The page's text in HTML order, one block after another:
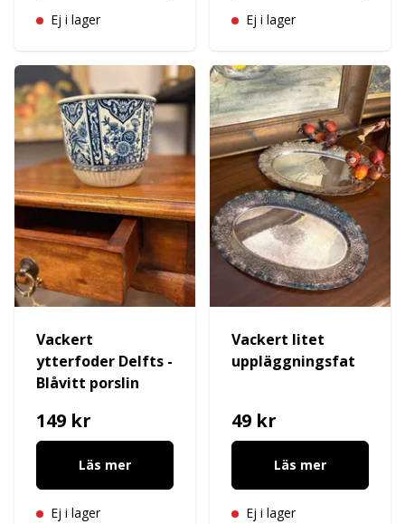
Ej i lager Ej i lager
Vackert
ytterfoder Delfts -
Blåvitt porslin
149 kr
Läs mer
Ej i lager
Vackert litet
uppläggningsfat
49 kr
Läs mer
Ej i lager